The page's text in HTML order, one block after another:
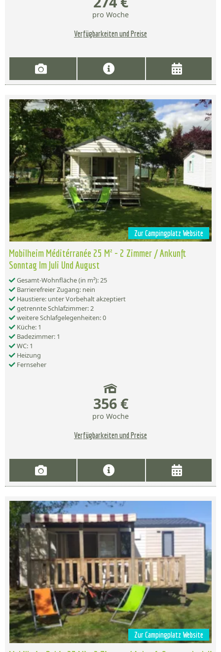
pro Woche
Verfügbarkeiten und Preise
Zur Campingplatz Website
Mobilheim Méditérranée 25 M² - 2 Zimmer / Ankunft
Sonntag Im Juli Und August
Gesamt-Wohnfläche (in m²): 25
Barrierefreier Zugang: nein
Haustiere: unter Vorbehalt akzeptiert
getrennte Schlafzimmer: 2
weitere Schlafgelegenheiten: 0
Küche: 1
Badezimmer: 1
WC: 1
Heizung
Fernseher
356 €
pro Woche
Verfügbarkeiten und Preise
Zur Campingplatz Website